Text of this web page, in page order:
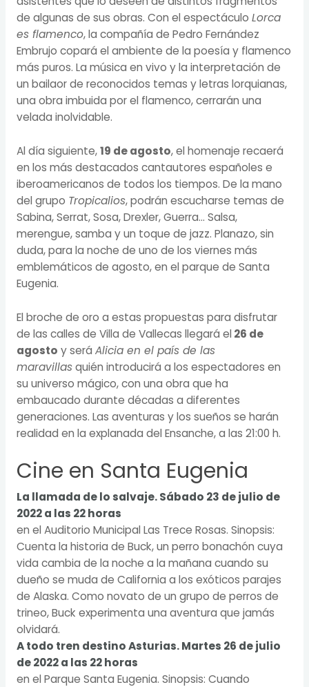
de algunas de sus obras. Con el espectáculo Lorca
es flamenco, la compañía de Pedro Fernández
Embrujo copará el ambiente de la poesía y flamenco
más puros. La música en vivo y la interpretación de
un bailaor de reconocidos temas y letras lorquianas,
una obra imbuida por el flamenco, cerrarán una
velada inolvidable.
Al día siguiente,19 de agosto, el homenaje recaerá
en los más destacados cantautores españoles e
iberoamericanos de todos los tiempos. De la mano
del grupo Tropicalios, podrán escucharse temas de
Sabina, Serrat, Sosa, Drexler, Guerra… Salsa,
merengue, samba y un toque de jazz. Planazo, sin
duda, para la noche de uno de los viernes más
emblemáticos de agosto, en el parque de Santa
Eugenia.
El broche de oro a estas propuestas para disfrutar
de las calles de Villa de Vallecas llegará el 26 de
agosto y será Alicia en el país de las
maravillasquién introducirá a los espectadores en
su universo mágico, con una obra que ha
embaucado durante décadas a diferentes
generaciones. Las aventuras y los sueños se harán
realidad en la explanada del Ensanche, a las 21:00 h.
Cine en Santa Eugenia
La llamada de lo salvaje. Sábado 23 de julio de
2022 a las 22 horas
en el Auditorio Municipal Las Trece Rosas. Sinopsis:
Cuenta la historia de Buck, un perro bonachón cuya
vida cambia de la noche a la mañana cuando su
dueño se muda de California a los exóticos parajes
de Alaska. Como novato de un grupo de perros de
trineo, Buck experimenta una aventura que jamás
olvidará.
A todo tren destino Asturias. Martes 26 de julio
de 2022 a las 22 horas
en el Parque Santa Eugenia. Sinopsis: Cuando